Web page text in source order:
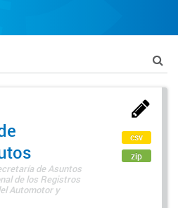
de Asuntos
de los Registros
Automotor y
csv
zip